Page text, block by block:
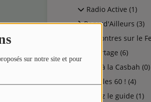
sur notre site et pour
Radio Active (1)
Regard'Ailleurs (3)
Rencontres sur le
Reportage (6)
Rock à la Casbah (0)
Salut les 60 ! (4)
Suivez le guide (1)